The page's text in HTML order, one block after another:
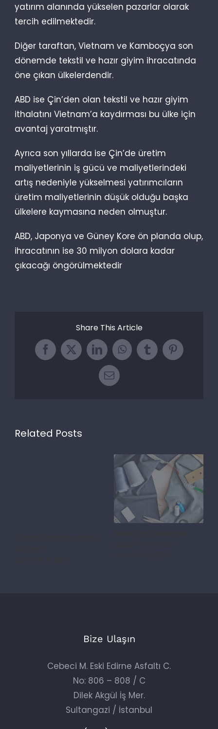
yatırım alanında yükselen pazarlar olarak
tercih edilmektedir.
Diğer taraftan, Vietnam ve Kamboçya son
dönemde tekstil ve hazır giyim ihracatında
öne çıkan ülkelerdendir.
ABD ise Çin’den olan tekstil ve hazır giyim
ithalatını Vietnam’a kaydırması bu ülke için
avantaj yaratmıştır.
Ayrıca son yıllarda ise Çin’de üretim
maliyetlerinin iş gücü ve maliyetlerindeki
artış nedeniyle yükselmesi yatırımcıların
üretim maliyetlerinin düşük olduğu başka
ülkelere kaymasına neden olmuştur.
ABD, Japonya ve Güney Kore ön planda olup,
ihracatının ise 30 milyon dolara kadar
çıkacağı öngörülmektedir
Share This Article
Facebook
X LinkedInWhatsApp
TumblrPinterest
Email
Related Posts
Bize Ulaşın
Cebeci M. Eski Edirne Asfaltı C.
No: 806 – 808 / C
Dilek Akgül İş Mer.
Sultangazi / İstanbul